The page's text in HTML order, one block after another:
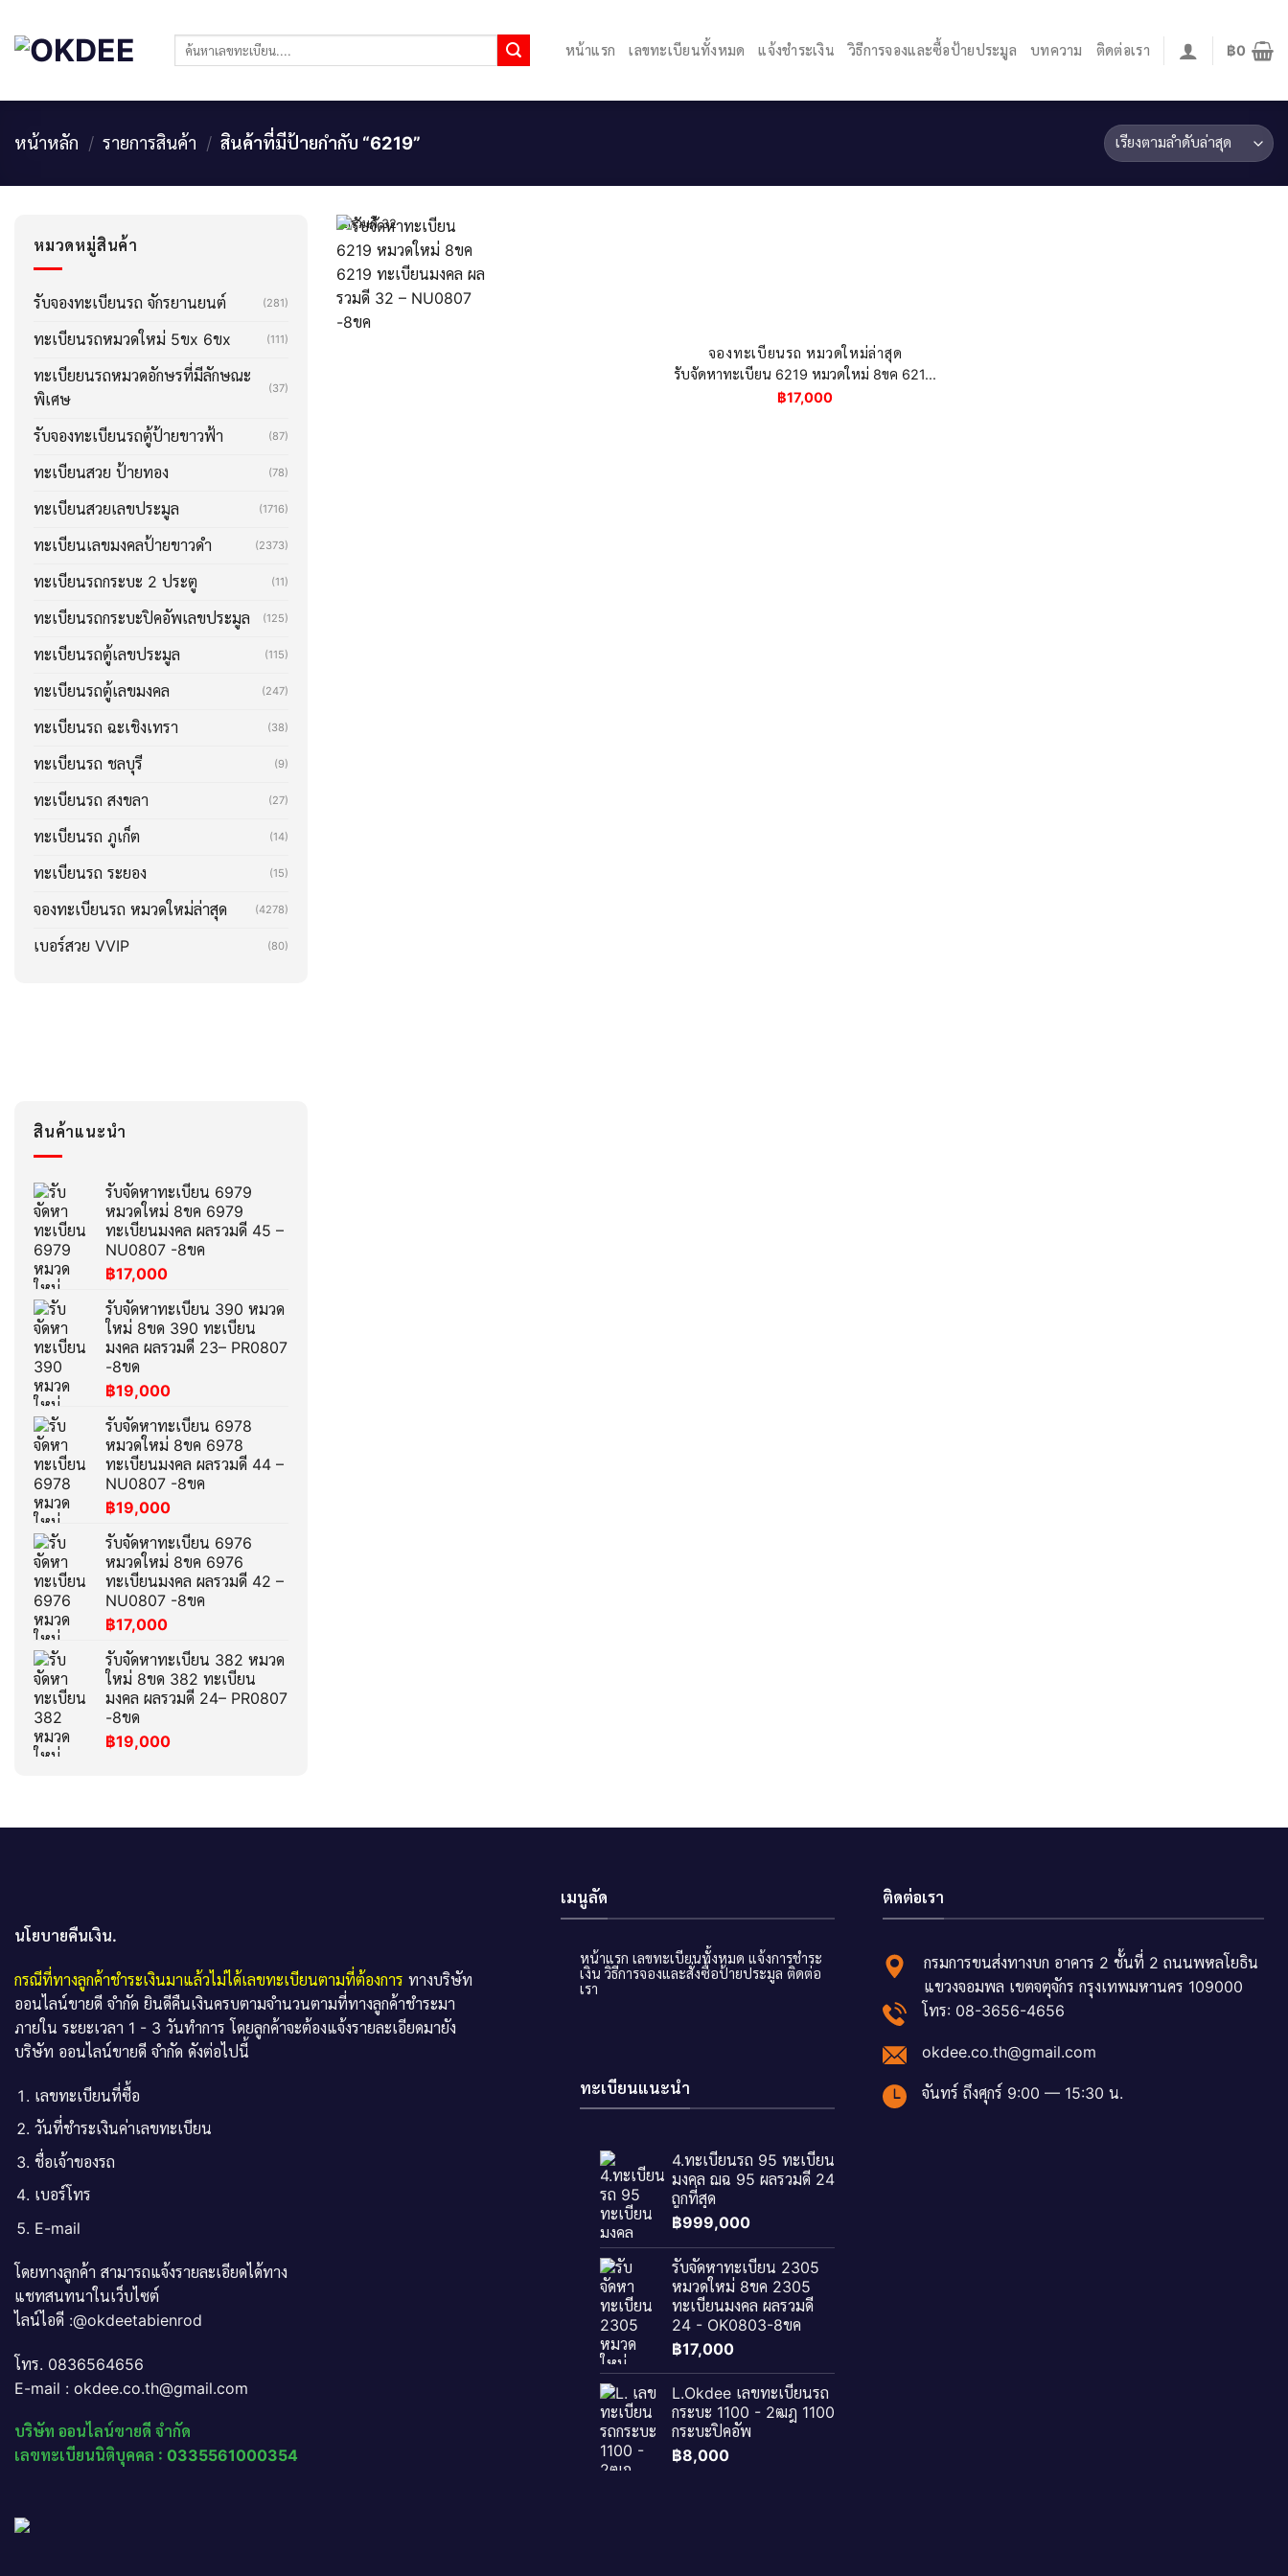
content
ค้นหา: หน้าแรก เลขทะเบียนทั้งหมด แจ้งชำระเงิน วิธีการจองและซื้อป้ายประมูล บทความ ติดต่อเรา ฿0
หน้าหลัก / รายการสินค้า / สินค้าที่มีป้ายกำกับ “6219”
หมวดหมู่สินค้า
รับจองทะเบียนรถ จักรยานยนต์ (281)
ทะเบียนรถหมวดใหม่ 5ขx 6ขx (111)
ทะเบียยนรถหมวดอักษรที่มีลักษณะ
พิเศษ
(37)
รับจองทะเบียนรถตู้ป้ายขาวฟ้า (87)
ทะเบียนสวย ป้ายทอง (78)
ทะเบียนสวยเลขประมูล (1716)
ทะเบียนเลขมงคลป้ายขาวดำ (2373)
ทะเบียนรถกระบะ 2 ประตู (11)
ทะเบียนรถกระบะปิคอัพเลขประมูล (125)
ทะเบียนรถตู้เลขประมูล (115)
ทะเบียนรถตู้เลขมงคล (247)
ทะเบียนรถ ฉะเชิงเทรา (38)
ทะเบียนรถ ชลบุรี (9)
ทะเบียนรถ สงขลา (27)
ทะเบียนรถ ภูเก็ต (14)
ทะเบียนรถ ระยอง (15)
จองทะเบียนรถ หมวดใหม่ล่าสุด (4278)
เบอร์สวย VVIP (80)
สินค้าแนะนำ
รับจัดหาทะเบียน 6979
หมวดใหม่ 8ขค 6979
ทะเบียนมงคล ผลรวมดี 45 –
NU0807 -8ขค
฿17,000
รับจัดหาทะเบียน 390 หมวด
ใหม่ 8ขด 390 ทะเบียน
มงคล ผลรวมดี 23– PR0807
-8ขด
฿19,000
รับจัดหาทะเบียน 6978
หมวดใหม่ 8ขค 6978
ทะเบียนมงคล ผลรวมดี 44 –
NU0807 -8ขค
฿19,000
รับจัดหาทะเบียน 6976
หมวดใหม่ 8ขค 6976
ทะเบียนมงคล ผลรวมดี 42 –
NU0807 -8ขค
฿17,000
รับจัดหาทะเบียน 382 หมวด
ใหม่ 8ขด 382 ทะเบียน
มงคล ผลรวมดี 24– PR0807
-8ขด
฿19,000
ผลรวมดี 32
จองทะเบียนรถ หมวดใหม่ล่าสุด
รับจัดหาทะเบียน 6219 หมวดใหม่ 8ขค 621...
฿17,000
นโยบายคืนเงิน.
กรณีที่ทางลูกค้าชำระเงินมาแล้วไม่ได้เลขทะเบียนตามที่ต้องการ ทางบริษัท
ออนไลน์ขายดี จำกัด ยินดีคืนเงินครบตามจำนวนตามที่ทางลูกค้าชำระมา
ภายใน ระยะเวลา 1 - 3 วันทำการ โดยลูกค้าจะต้องแจ้งรายละเอียดมายัง
บริษัท ออนไลน์ขายดี จำกัด ดังต่อไปนี้
เลขทะเบียนที่ซื้อ
วันที่ชำระเงินค่าเลขทะเบียน
ชื่อเจ้าของรถ
เบอร์โทร
E-mail
โดยทางลูกค้า สามารถแจ้งรายละเอียดได้ทาง
แชทสนทนาในเว็บไซต์
ไลน์ไอดี :@okdeetabienrod
โทร. 0836564656
E-mail : okdee.co.th@gmail.com
บริษัท ออนไลน์ขายดี จำกัด
เลขทะเบียนนิติบุคคล : 0335561000354
เมนูลัด
หน้าแรก เลขทะเบียนทั้งหมด แจ้งการชำระ
เงิน วิธีการจองและสั่งซื้อป้ายประมูล ติดต่อ
เรา
ทะเบียนแนะนำ
4.ทะเบียนรถ 95 ทะเบียน
มงคล ฌฉ 95 ผลรวมดี 24
ถูกที่สุด
฿999,000
รับจัดหาทะเบียน 2305
หมวดใหม่ 8ขค 2305
ทะเบียนมงคล ผลรวมดี
24 - OK0803-8ขค
฿17,000
L.Okdee เลขทะเบียนรถ
กระบะ 1100 - 2ฒฎ 1100
กระบะปิคอัพ
฿8,000
ติดต่อเรา
กรมการขนส่งทางบก อาคาร 2 ชั้นที่ 2 ถนนพหลโยธิน
แขวงจอมพล เขตจตุจักร กรุงเทพมหานคร 109000
โทร: 08-3656-4656
okdee.co.th@gmail.com
จันทร์ ถึงศุกร์ 9:00 — 15:30 น.